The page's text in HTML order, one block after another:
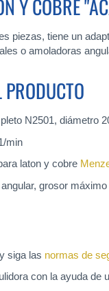
Y COBRE
piezas, tiene un
o amoladoras
N2501, diámetro
min
laton y cobre
grosor
siga las normas de
con la ayuda